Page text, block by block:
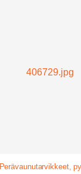
Perävaunutarvikkeet,